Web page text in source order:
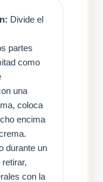
Divide el
partes
como
una
coloca
encima
durante un
con la